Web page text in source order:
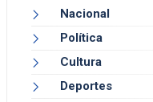
Nacional
Política
Cultura
Deportes